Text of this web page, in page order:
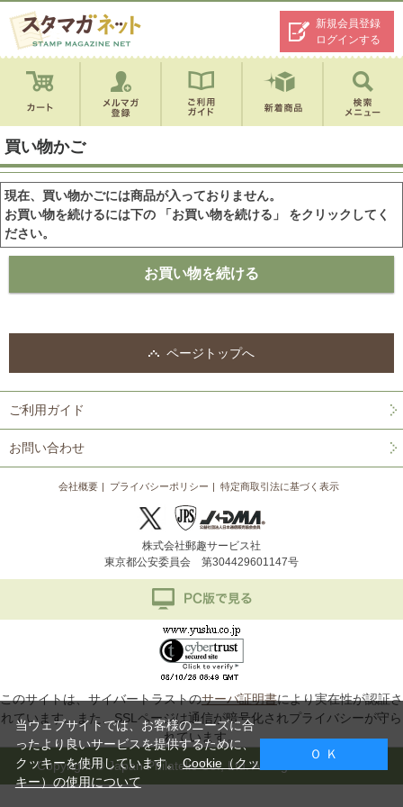
新規会員登録
ログインする
買い物かご
現在、買い物かごには商品が入っておりません。
お買い物を続けるには下の 「お買い物を続ける」 をクリックしてく
ださい。
ページトップへ
ご利用ガイド
お問い合わせ
会社概要 プライバシーポリシー 特定商取引法に基づく表示
株式会社郵趣サービス社
東京都公安委員会 第304429601147号
このサイトは、サイバートラストのサーバ証明書により実在性が認証さ
れています。また、SSLページは通信が暗号化されプライバシーが守ら
れています。
Copyright © Japan Philatelic Co., Ltd. All Rights Reserved.
当ウェブサイトでは、お客様のニーズに合
ったより良いサービスを提供するために、
クッキーを使用しています。Cookie（クッ
キー）の使用について
Ｏ Ｋ